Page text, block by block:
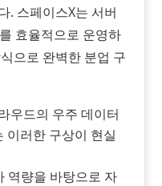
. 스페이스X는 서버
효율적으로 운영하
으로 완벽한 분업 구
우드의 우주 데이터
이러한 구상이 현실
역량을 바탕으로 자